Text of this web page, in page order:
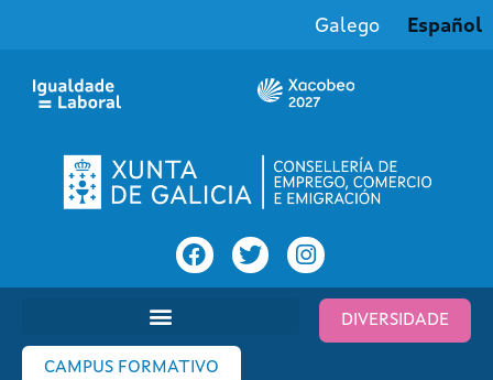
Galego Español
DIVERSIDADE
CAMPUS FORMATIVO